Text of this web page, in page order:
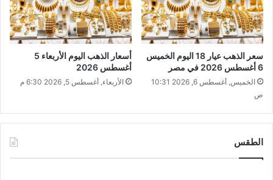
سعر الذهب عيار 18 اليوم الخميس
6 أغسطس 2026 في مصر
الخميس, أغسطس 6, 2026 10:31
ص
أسعار الذهب اليوم الأربعاء 5
أغسطس 2026
الأربعاء, أغسطس 5, 2026 6:30 م
الطقس